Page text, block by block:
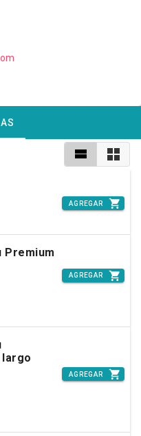
AGREGAR
Premium
AGREGAR
largo
AGREGAR